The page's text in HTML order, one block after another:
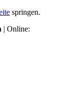
springen.
| Online: